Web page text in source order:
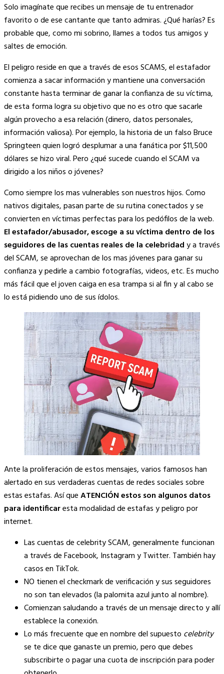
Solo imagínate que recibes un mensaje de tu entrenador
favorito o de ese cantante que tanto admiras. ¿Qué harías? Es
probable que, como mi sobrino, llames a todos tus amigos y
saltes de emoción.
El peligro reside en que a través de esos SCAMS, el estafador
comienza a sacar información y mantiene una conversación
constante hasta terminar de ganar la confianza de su víctima,
de esta forma logra su objetivo que no es otro que sacarle
algún provecho a esa relación (dinero, datos personales,
información valiosa). Por ejemplo, la historia de un falso Bruce
Springteen quien logró desplumar a una fanática por $11,500
dólares se hizo viral. Pero ¿qué sucede cuando el SCAM va
dirigido a los niños o jóvenes?
Como siempre los mas vulnerables son nuestros hijos. Como
nativos digitales, pasan parte de su rutina conectados y se
convierten en víctimas perfectas para los pedófilos de la web.
El estafador/abusador, escoge a su víctima dentro de los
seguidores de las cuentas reales de la celebridady a través
del SCAM, se aprovechan de los mas jóvenes para ganar su
confianza y pedirle a cambio fotografías, videos, etc. Es mucho
más fácil que el joven caiga en esa trampa si al fin y al cabo se
lo está pidiendo uno de sus ídolos.
Ante la proliferación de estos mensajes, varios famosos han
alertado en sus verdaderas cuentas de redes sociales sobre
estas estafas. Así queATENCIÓN estos son algunos datos
para identificaresta modalidad de estafas y peligro por
internet.
Las cuentas de celebrity SCAM, generalmente funcionan
a través de Facebook, Instagram y Twitter. También hay
casos en TikTok.
NO tienen el checkmark de verificación y sus seguidores
no son tan elevados (la palomita azul junto al nombre).
Comienzan saludando a través de un mensaje directo y allí
establece la conexión.
Lo más frecuente que en nombre del supuesto celebrity
se te dice que ganaste un premio, pero que debes
subscribirte o pagar una cuota de inscripción para poder